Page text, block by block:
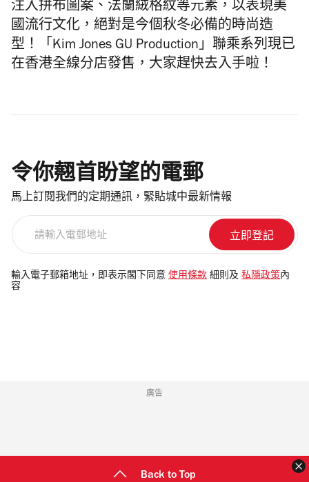
注入拼布圖案、法蘭絨格紋等元素，以表現美
國流行文化，絕對是今個秋冬必備的時尚造
型！「Kim Jones GU Production」聯乘系列現已
在香港全線分店發售，大家趕快去入手啦！
令你翹首盼望的電郵
馬上訂閱我們的定期通訊，緊貼城中最新情報
電
郵
輸入電子郵箱地址，即表示閣下同意 使用條款 細則及 私隱政策 內
容
廣告
Back to Top